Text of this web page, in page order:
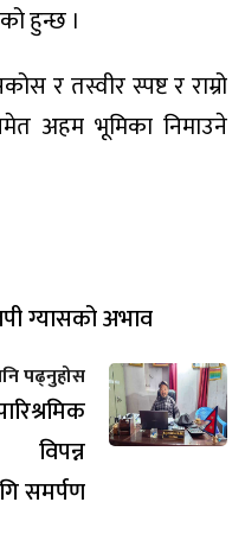
हुन्छ ।
र तस्वीर स्पष्ट र राम्रो
अहम भूमिका निमाउने
ग्यासको अभाव
पढ्नुहोस
विपन्न
समर्पण